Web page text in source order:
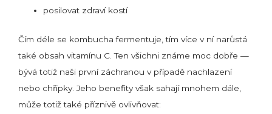
posilovat zdraví kostí
Čím déle se kombucha fermentuje, tím více v ní narůstá
také obsah vitamínu C. Ten všichni známe moc dobře —
bývá totiž naši první záchranou v případě nachlazení
nebo chřipky. Jeho benefity však sahají mnohem dále,
může totiž také příznivě ovlivňovat: